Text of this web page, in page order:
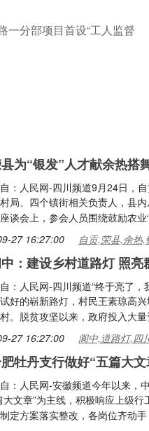
为“银发”人才献余热搭
：人民网-四川频道9月24日，
局、四个镇街相关负责人，县
谈会上，参会人员围绕鼓励农
27 16:27:00 自贡,荣县,余热
：建设乡村道路灯 照亮
：人民网-四川频道“终于亮了
好的崭新路灯，村民王素琼高
。脱贫攻坚以来，政府投入大
27 16:27:00 阆中,道路灯,四
牡丹支行做好“五篇大
：人民网-安徽频道今年以来，
大文章”为主线，积极响应上级
定方案落实整改，各岗位齐动